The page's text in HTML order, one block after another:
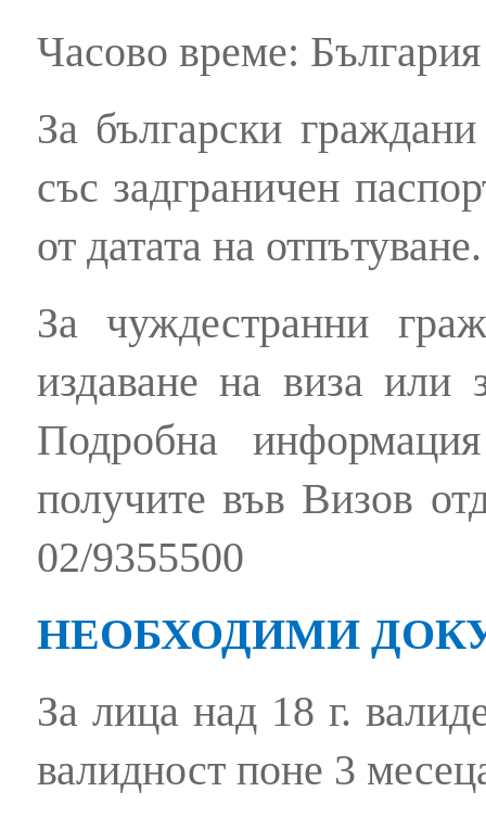
Часово време:
За български
със задграничен
от датата на
За чуждестранни
издаване на виза или
Подробна
получите във Визов
02/9355500
НЕОБХОДИМИ
За лица над 18 г.
валидност поне 3